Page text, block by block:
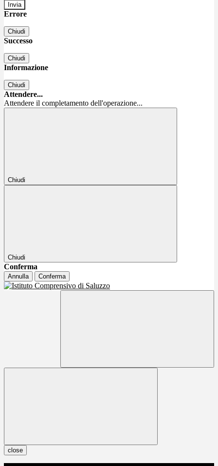
Errore
Chiudi
Successo
Chiudi
Informazione
Chiudi
Attendere...
Attendere il completamento dell'operazione...
Chiudi
Chiudi
Conferma
Annulla Conferma
close